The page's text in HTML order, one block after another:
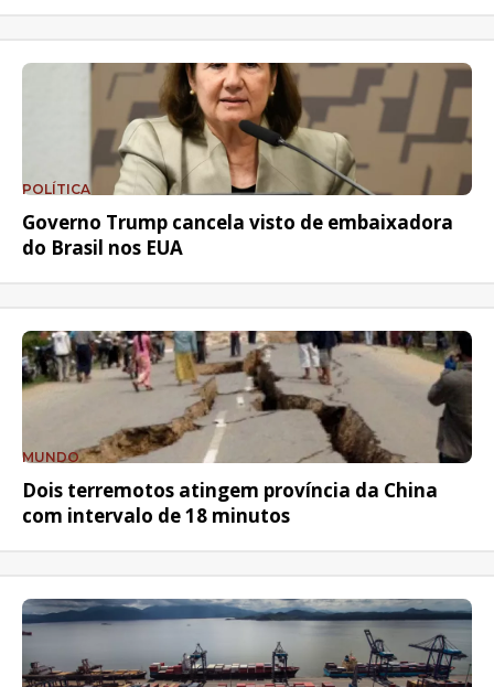
POLÍTICA
Governo Trump cancela visto de embaixadora
do Brasil nos EUA
MUNDO
Dois terremotos atingem província da China
com intervalo de 18 minutos